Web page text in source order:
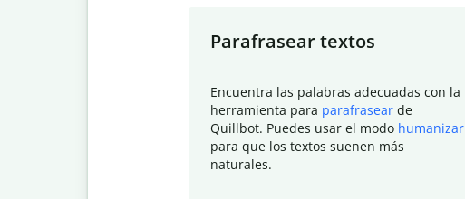
Parafrasear textos
Encuentra las palabras adecuadas con la
herramienta para parafrasear de
Quillbot. Puedes usar el modo humanizar
para que los textos suenen más
naturales.